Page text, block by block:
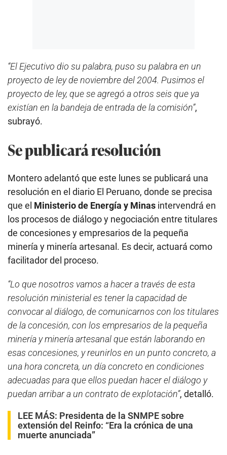
“El Ejecutivo dio su palabra, puso su palabra en un
proyecto de ley de noviembre del 2004. Pusimos el
proyecto de ley, que se agregó a otros seis que ya
existían en la bandeja de entrada de la comisión”,
subrayó.
Se publicará resolución
Montero adelantó que este lunes se publicará una
resolución en el diario El Peruano, donde se precisa
que el Ministerio de Energía y Minas intervendrá en
los procesos de diálogo y negociación entre titulares
de concesiones y empresarios de la pequeña
minería y minería artesanal. Es decir, actuará como
facilitador del proceso.
“Lo que nosotros vamos a hacer a través de esta
resolución ministerial es tener la capacidad de
convocar al diálogo, de comunicarnos con los titulares
de la concesión, con los empresarios de la pequeña
minería y minería artesanal que están laborando en
esas concesiones, y reunirlos en un punto concreto, a
una hora concreta, un día concreto en condiciones
adecuadas para que ellos puedan hacer el diálogo y
puedan arribar a un contrato de explotación”, detalló.
LEE MÁS: Presidenta de la SNMPE sobre
extensión del Reinfo: “Era la crónica de una
muerte anunciada”